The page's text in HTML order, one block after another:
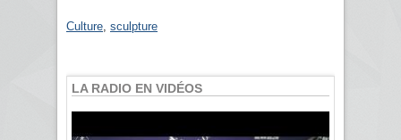
Culture sculpture
LA RADIO EN VIDÉOS